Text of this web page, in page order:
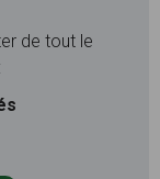
de tout le